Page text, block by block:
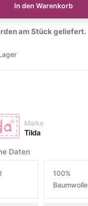
In den Warenkorb
am Stück geliefert.
Marke
Tilda
Daten
100%
Baumwolle